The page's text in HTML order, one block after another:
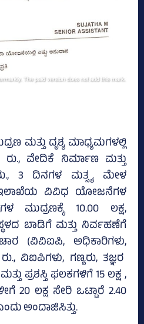
ಮತ್ತು ದೃಶ್ಯ ಮಾಧ್ಯಮಗಳಲ್ಲಿ
ರು., ವೇದಿಕೆ ನಿರ್ಮಾಣ ಮತ್ತು
3 ದಿನಗಳ ಮತ್ಸ್ಯ ಮೇಳ
ವಿವಿಧ ಯೋಜನೆಗಳ
ಮುದ್ರಣಕ್ಕೆ 10.00 ಲಕ್ಷ,
ಬಾಡಿಗೆ ಮತ್ತು ನಿರ್ವಹಣೆಗೆ
(ವಿವಿಐಪಿ, ಅಧಿಕಾರಿಗಳು,
ವಿಐಪಿಗಳು, ಗಣ್ಯರು, ತಜ್ಞರ
ಪ್ರಶಸ್ತಿ ಫಲಕಗಳಿಗೆ 15 ಲಕ್ಷ ,
20 ಲಕ್ಷ ಸೇರಿ ಒಟ್ಟಾರೆ 2.40
ಅಂದಾಜಿಸಿತ್ತು.